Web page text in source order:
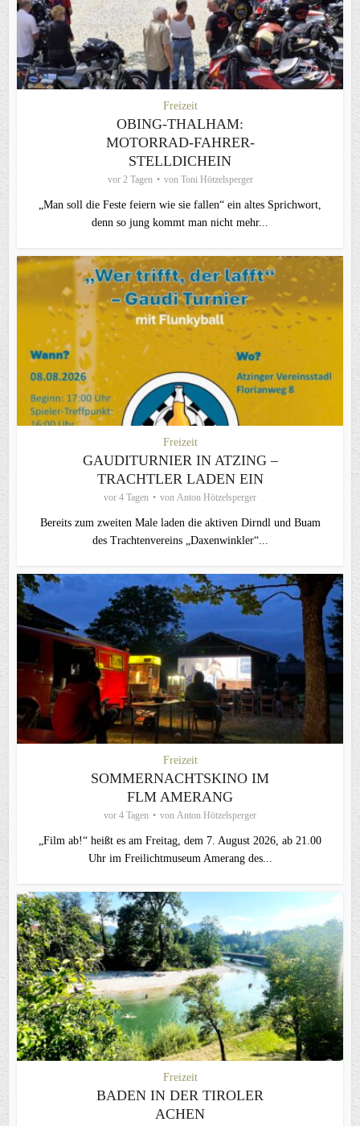
Freizeit
OBING-THALHAM:
MOTORRAD-FAHRER-
STELLDICHEIN
vor 2 Tagen von Toni Hötzelsperger
„Man soll die Feste feiern wie sie fallen“ ein altes Sprichwort,
denn so jung kommt man nicht mehr...
Freizeit
GAUDITURNIER IN ATZING –
TRACHTLER LADEN EIN
vor 4 Tagen von Anton Hötzelsperger
Bereits zum zweiten Male laden die aktiven Dirndl und Buam
des Trachtenvereins „Daxenwinkler“...
Freizeit
SOMMERNACHTSKINO IM
FLM AMERANG
vor 4 Tagen von Anton Hötzelsperger
„Film ab!“ heißt es am Freitag, dem 7. August 2026, ab 21.00
Uhr im Freilichtmuseum Amerang des...
Freizeit
BADEN IN DER TIROLER
ACHEN